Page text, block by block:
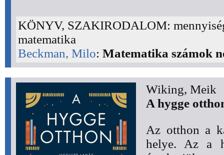
KÖNYV, SZAKIRODALOM:
matematika
Beckman, Milo: Matematika számok
Wiking, Meik
A hygge
Az otthon a
helye. Az a